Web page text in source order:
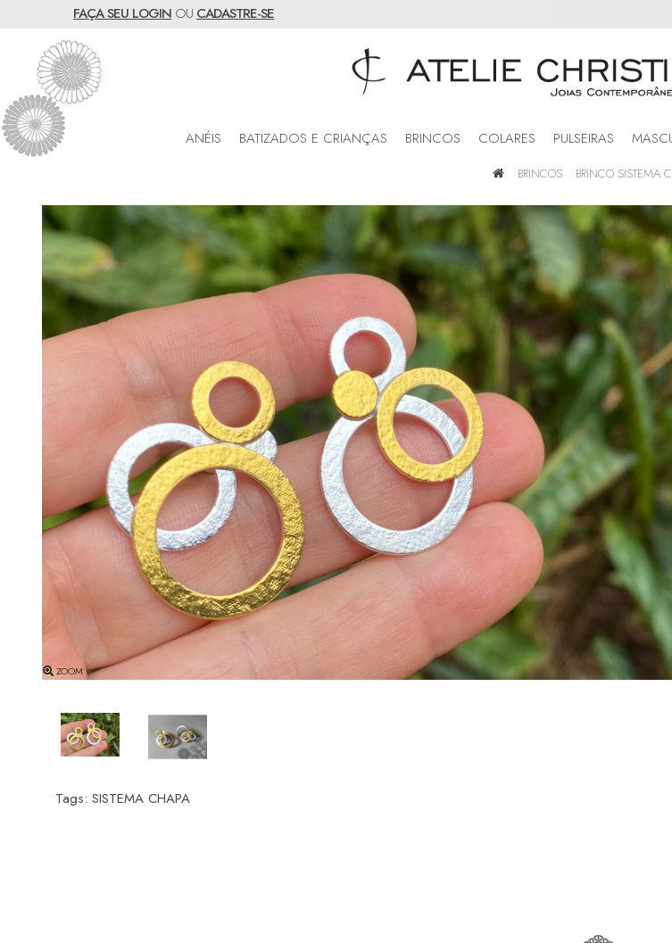
FAÇA SEU LOGIN OU CADASTRE-SE
ANÉIS BATIZADOS E CRIANÇAS BRINCOS COLARES PULSEIRAS
BRINCOS BRINCO SISTEMA
ZOOM
Tags: SISTEMA CHAPA